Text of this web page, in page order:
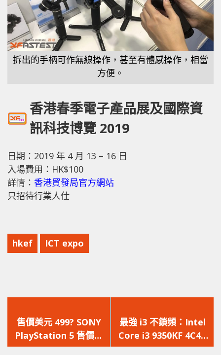
拆出的手柄可作無線操作，甚至有體感操作，相當
方便。
香港春季電子產品展及國際資
訊科技博覽 2019
日期：2019 年 4 月 13 – 16 日
入場費用：HK$100
詳情： 香港貿發局官方網站
只招待行業人仕
hkef ICT expo
一
篇
文
售價美元 499? SONY
PlayStation 5 售價、
規格曝光
一
篇
文
最強 i3 不鎖頻：Intel
Core i3 9350KF 4C4T
4.6GHz 無核顯